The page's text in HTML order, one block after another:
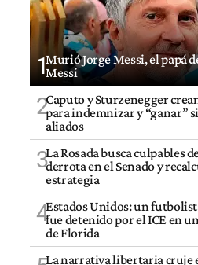
1Murió Jorge Messi, el papá
Messi
2Caputo y Sturzenegger
para indemnizar y “ganar”
aliados
3La Rosada busca culpables
derrota en el Senado y
estrategia
4Estados Unidos: un
fue detenido por el ICE en
de Florida
La narrativa libertaria cruje